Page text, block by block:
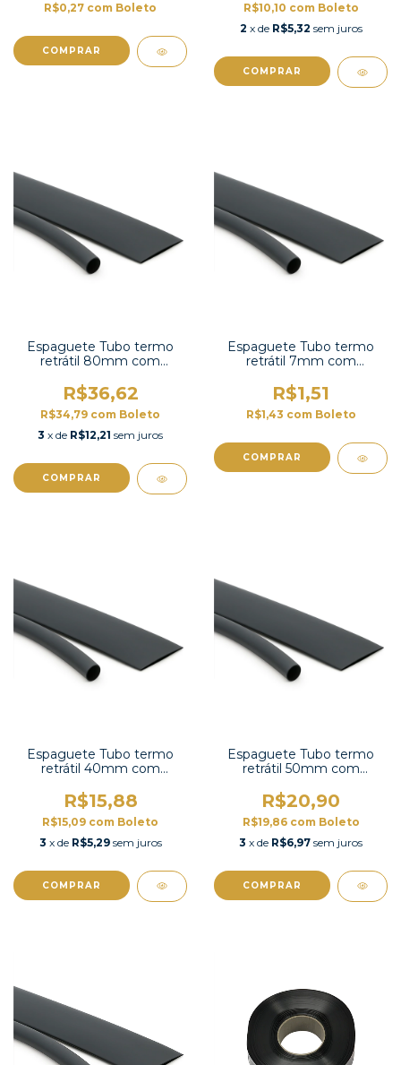
R$0,27 com Boleto
COMPRAR
R$10,10 com Boleto
2 x de R$5,32 sem juros
COMPRAR
Espaguete Tubo termo
retrátil 80mm com
R$36,62
R$34,79 com Boleto
3 x de R$12,21 sem juros
COMPRAR
Espaguete Tubo termo
retrátil 7mm com
UL
R$1,51
R$1,43 com Boleto
COMPRAR
Espaguete Tubo termo
retrátil 40mm com
UL
R$15,88
R$15,09 com Boleto
3 x de R$5,29 sem juros
COMPRAR
Espaguete Tubo termo
retrátil 50mm com
R$20,90
R$19,86 com Boleto
3 x de R$6,97 sem juros
COMPRAR